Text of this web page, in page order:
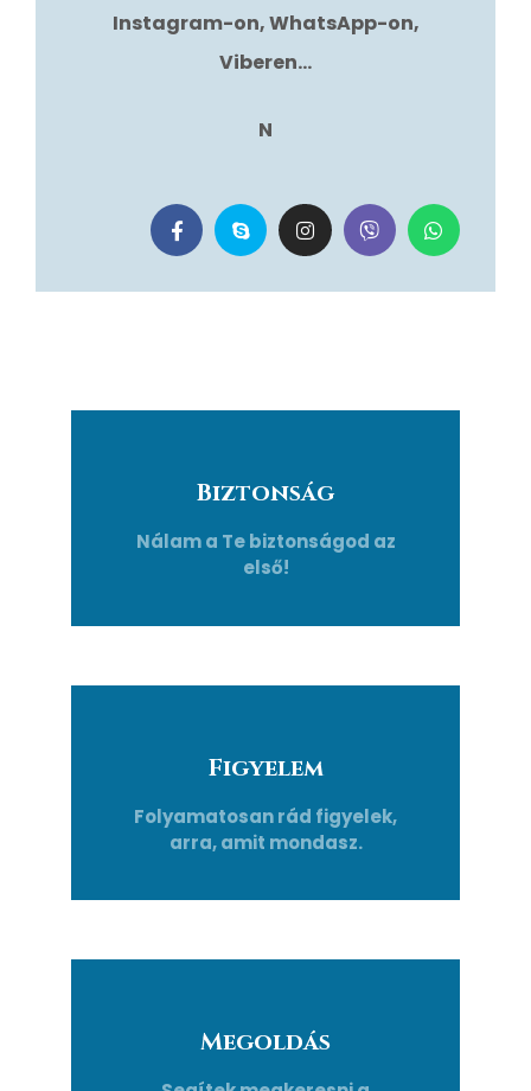
Instagram-on, WhatsApp-on,
Viberen…
N
Biztonság
Nálam a Te biztonságod az
első!
Figyelem
Folyamatosan rád figyelek,
arra, amit mondasz.
Megoldás